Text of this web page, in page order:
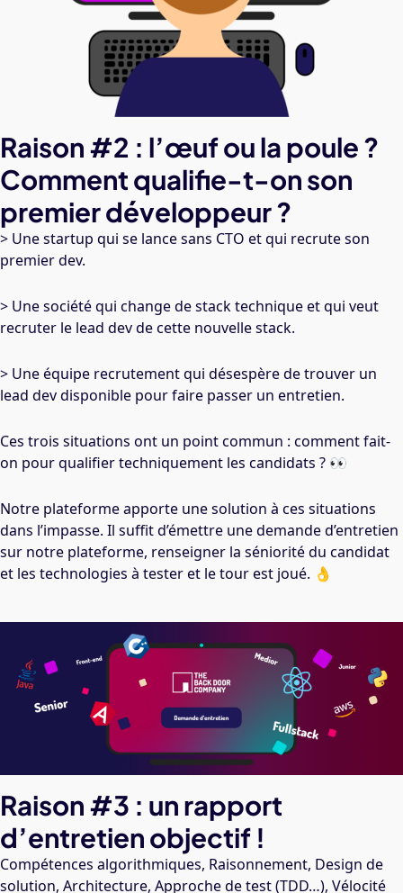
Raison #2 : l’œuf ou la poule ?
Comment qualifie-t-on son
premier développeur ?
> Une startup qui se lance sans CTO et qui recrute son
premier dev.
> Une société qui change de stack technique et qui veut
recruter le lead dev de cette nouvelle stack.
> Une équipe recrutement qui désespère de trouver un
lead dev disponible pour faire passer un entretien.
Ces trois situations ont un point commun : comment fait-
on pour qualifier techniquement les candidats ? 👀
Notre plateforme apporte une solution à ces situations
dans l’impasse. Il suffit d’émettre une demande d’entretien
sur notre plateforme, renseigner la séniorité du candidat
et les technologies à tester et le tour est joué. 👌
Raison #3 : un rapport
d’entretien objectif !
Compétences algorithmiques, Raisonnement, Design de
solution, Architecture, Approche de test (TDD…), Vélocité